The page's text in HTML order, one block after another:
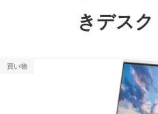
きデスク
買い物